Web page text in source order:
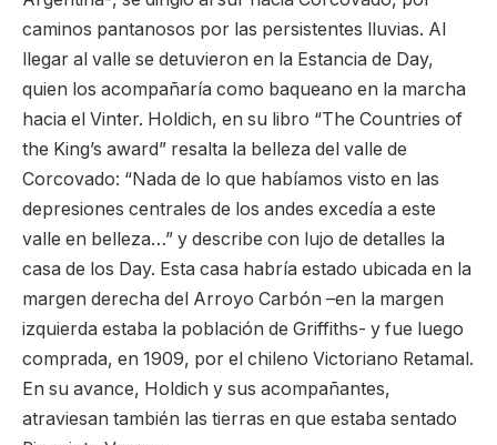
caminos pantanosos por las persistentes lluvias. Al
llegar al valle se detuvieron en la Estancia de Day,
quien los acompañaría como baqueano en la marcha
hacia el Vinter. Holdich, en su libro “The Countries of
the King’s award” resalta la belleza del valle de
Corcovado: “Nada de lo que habíamos visto en las
depresiones centrales de los andes excedía a este
valle en belleza…” y describe con lujo de detalles la
casa de los Day. Esta casa habría estado ubicada en la
margen derecha del Arroyo Carbón –en la margen
izquierda estaba la población de Griffiths- y fue luego
comprada, en 1909, por el chileno Victoriano Retamal.
En su avance, Holdich y sus acompañantes,
atraviesan también las tierras en que estaba sentado